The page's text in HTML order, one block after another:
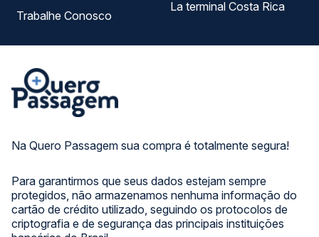
Na Quero Passagem sua compra é totalmente segura!
Para garantirmos que seus dados estejam sempre
protegidos, não armazenamos nenhuma informação do
cartão de crédito utilizado, seguindo os protocolos de
criptografia e de segurança das principais instituições
Trabalhe Conosco
La terminal Costa Rica